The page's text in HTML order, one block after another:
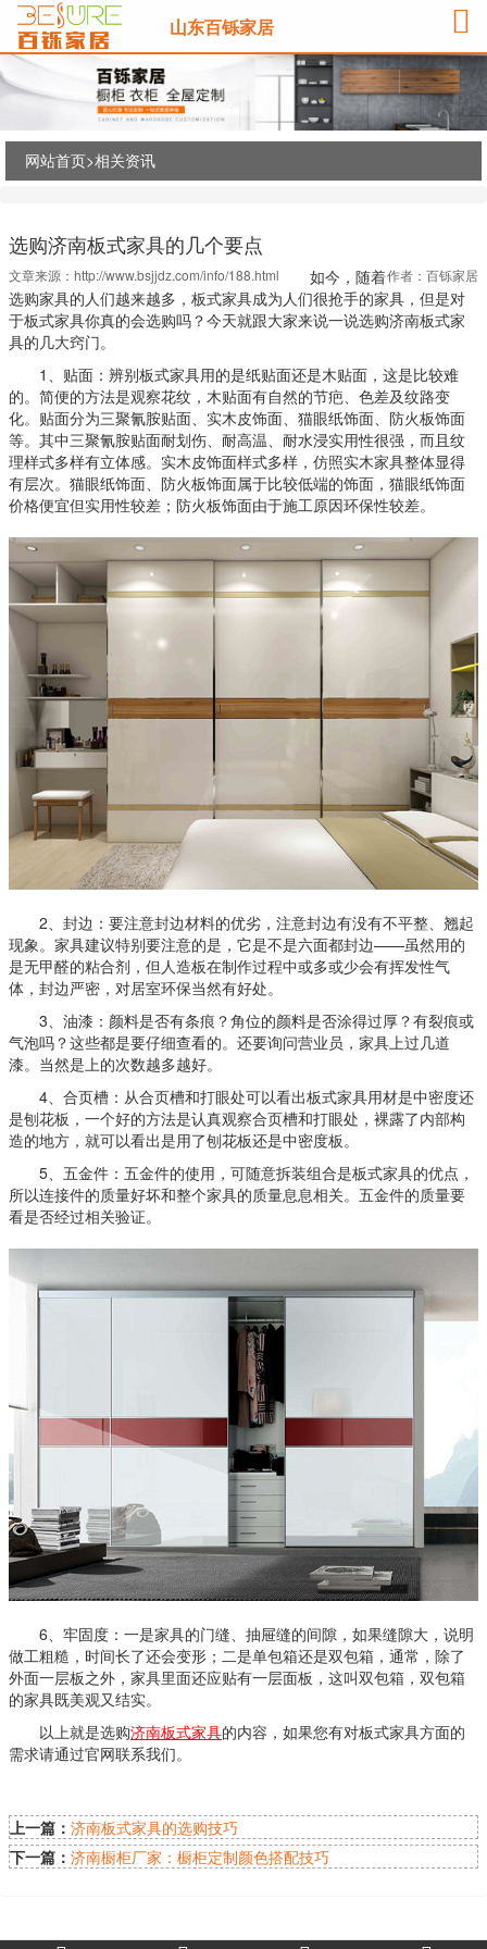
山东百铄家居
网站首页>相关资讯
选购济南板式家具的几个要点
文章来源： http://www.bsjjdz.com/info/188.html 作者：百铄家居
如今，随着
选购家具的人们越来越多，板式家具成为人们很抢手的家具，但是对
于板式家具你真的会选购吗？今天就跟大家来说一说选购济南板式家
具的几大窍门。
1、贴面：辨别板式家具用的是纸贴面还是木贴面，这是比较难
的。简便的方法是观察花纹，木贴面有自然的节疤、色差及纹路变
化。贴面分为三聚氰胺贴面、实木皮饰面、猫眼纸饰面、防火板饰面
等。其中三聚氰胺贴面耐划伤、耐高温、耐水浸实用性很强，而且纹
理样式多样有立体感。实木皮饰面样式多样，仿照实木家具整体显得
有层次。猫眼纸饰面、防火板饰面属于比较低端的饰面，猫眼纸饰面
价格便宜但实用性较差；防火板饰面由于施工原因环保性较差。
2、封边：要注意封边材料的优劣，注意封边有没有不平整、翘起
现象。家具建议特别要注意的是，它是不是六面都封边——虽然用的
是无甲醛的粘合剂，但人造板在制作过程中或多或少会有挥发性气
体，封边严密，对居室环保当然有好处。
3、油漆：颜料是否有条痕？角位的颜料是否涂得过厚？有裂痕或
气泡吗？这些都是要仔细查看的。还要询问营业员，家具上过几道
漆。当然是上的次数越多越好。
4、合页槽：从合页槽和打眼处可以看出板式家具用材是中密度还
是刨花板，一个好的方法是认真观察合页槽和打眼处，裸露了内部构
造的地方，就可以看出是用了刨花板还是中密度板。
5、五金件：五金件的使用，可随意拆装组合是板式家具的优点，
所以连接件的质量好坏和整个家具的质量息息相关。五金件的质量要
看是否经过相关验证。
6、牢固度：一是家具的门缝、抽屉缝的间隙，如果缝隙大，说明
做工粗糙，时间长了还会变形；二是单包箱还是双包箱，通常，除了
外面一层板之外，家具里面还应贴有一层面板，这叫双包箱，双包箱
的家具既美观又结实。
以上就是选购济南板式家具的内容，如果您有对板式家具方面的
需求请通过官网联系我们。
上一篇： 济南板式家具的选购技巧
下一篇： 济南橱柜厂家：橱柜定制颜色搭配技巧